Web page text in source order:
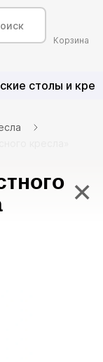
Корзина
столы и
×